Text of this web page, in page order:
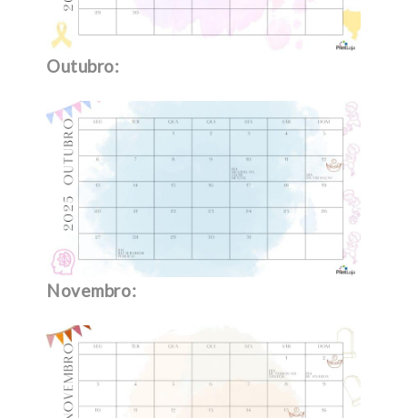
Outubro:
Novembro: